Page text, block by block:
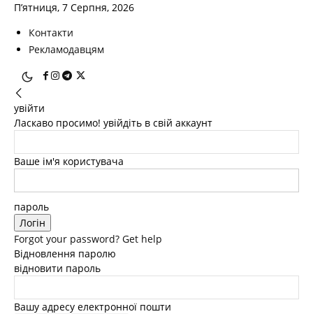
П’ятниця, 7 Серпня, 2026
Контакти
Рекламодавцям
увійти
Ласкаво просимо! увійдіть в свій аккаунт
Ваше ім'я користувача
пароль
Forgot your password? Get help
Відновлення паролю
відновити пароль
Вашу адресу електронної пошти